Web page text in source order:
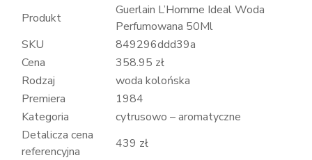
Produkt
Guerlain L’Homme Ideal Woda
Perfumowana 50Ml
SKU
849296ddd39a
Cena
358.95 zł
Rodzaj
woda kolońska
Premiera
1984
Kategoria
cytrusowo – aromatyczne
Detalicza cena
referencyjna
439 zł